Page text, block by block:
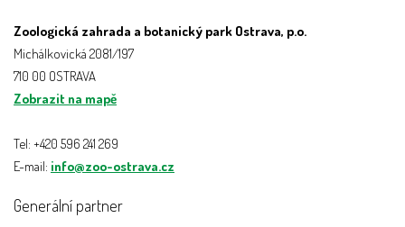
Zoologická zahrada a botanický park Ostrava, p.o.
Michálkovická 2081/197
710 00 OSTRAVA
Zobrazit na mapě
Tel: +420 596 241 269
E-mail: info@zoo-ostrava.cz
Generální partner